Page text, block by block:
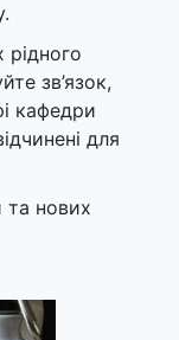
зв’язок,
кафедри
для
та нових